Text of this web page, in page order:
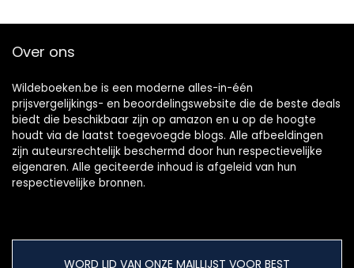
Over ons
Wildeboeken.be is een moderne alles-in-één
prijsvergelijkings- en beoordelingswebsite die de beste deals
biedt die beschikbaar zijn op amazon en u op de hoogte
houdt via de laatst toegevoegde blogs. Alle afbeeldingen
zijn auteursrechtelijk beschermd door hun respectievelijke
eigenaren. Alle geciteerde inhoud is afgeleid van hun
respectievelijke bronnen.
WORD LID VAN ONZE MAILLIJST VOOR BEST